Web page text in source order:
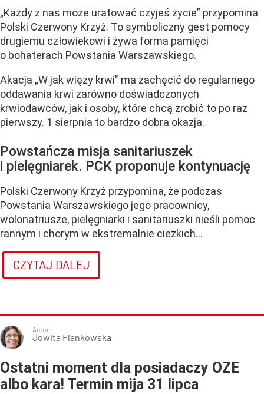
„Każdy z nas może uratować czyjeś życie” przypomina
Polski Czerwony Krzyż. To symboliczny gest pomocy
drugiemu człowiekowi i żywa forma pamięci
o bohaterach Powstania Warszawskiego.
Akacja „W jak więzy krwi" ma zachęcić do regularnego
oddawania krwi zarówno doświadczonych
krwiodawców, jak i osoby, które chcą zrobić to po raz
pierwszy. 1 sierpnia to bardzo dobra okazja.
Powstańcza misja sanitariuszek
i pielęgniarek. PCK proponuje kontynuację
Polski Czerwony Krzyż przypomina, że podczas
Powstania Warszawskiego jego pracownicy,
wolonatriusze, pielęgniarki i sanitariuszki nieśli pomoc
rannym i chorym w ekstremalnie cieżkich...
CZYTAJ DALEJ
Autor:
Jowita Flankowska
Ostatni moment dla posiadaczy OZE
albo kara! Termin mija 31 lipca